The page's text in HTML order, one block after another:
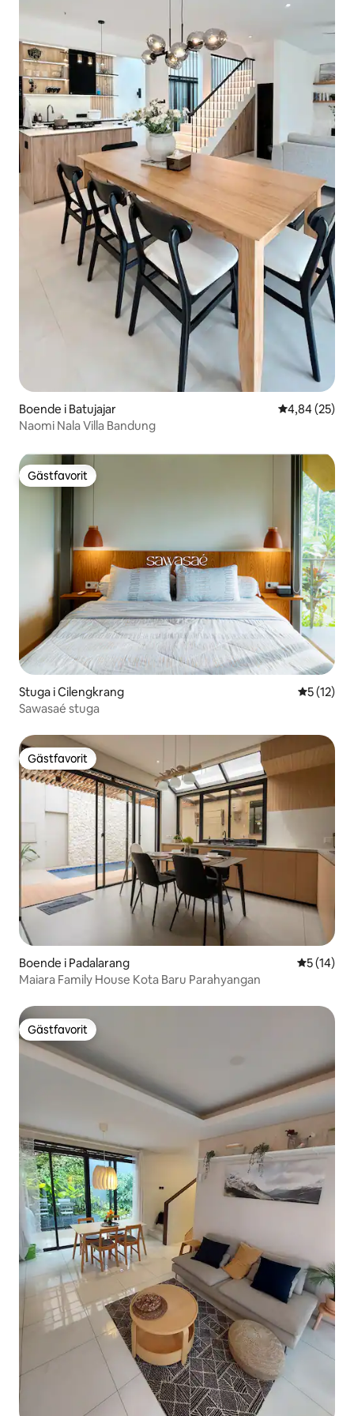
Boende i Batujajar 4,84 av 5 i
4,84 (25)
Naomi Nala Villa Bandung
Gästfavorit
Gästfavorit
Stuga i Cilengkrang 5 av 5 i
5 (12)
Sawasaé stuga
Gästfavorit
Gästfavorit
Boende i Padalarang 5 av 5 i
5 (14)
Maiara Family House Kota Baru Parahyangan
Gästfavorit
Gästfavorit